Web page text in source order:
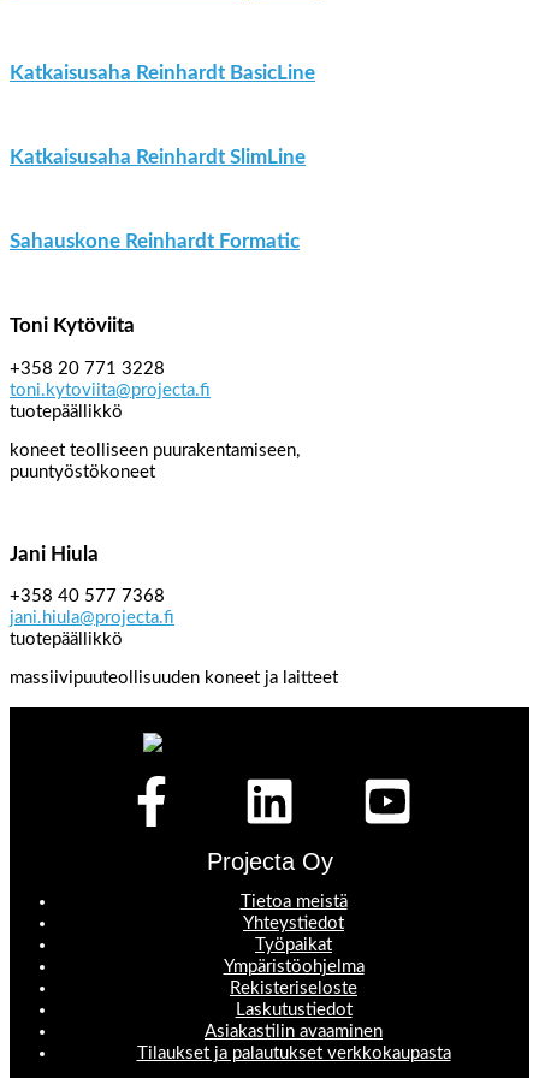
Katkaisusaha Reinhardt BasicLine
Katkaisusaha Reinhardt SlimLine
Sahauskone Reinhardt Formatic
Toni Kytöviita
+358 20 771 3228
toni.kytoviita@projecta.fi
tuotepäällikkö
koneet teolliseen puurakentamiseen,
puuntyöstökoneet
Jani Hiula
+358 40 577 7368
jani.hiula@projecta.fi
tuotepäällikkö
massiivipuuteollisuuden koneet ja laitteet
Projecta Oy
Tietoa meistä
Yhteystiedot
Työpaikat
Ympäristöohjelma
Rekisteriseloste
Laskutustiedot
Asiakastilin avaaminen
Tilaukset ja palautukset verkkokaupasta